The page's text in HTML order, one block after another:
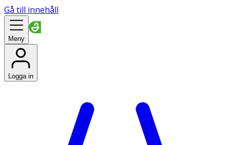
Gå till innehåll
Meny
Logga in